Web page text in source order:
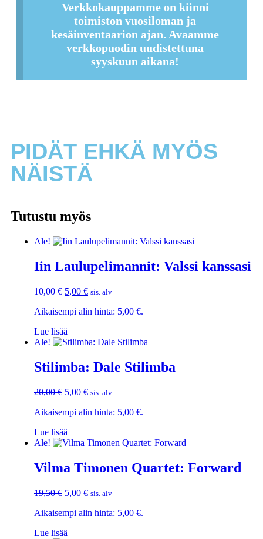
Verkkokauppamme on kiinni
toimiston vuosiloman ja
kesäinventaarion ajan. Avaamme
verkkopuodin uudistettuna
syyskuun aikana!
PIDÄT EHKÄ MYÖS
NÄISTÄ
Tutustu myös
Ale!
Iin Laulupelimannit: Valssi kanssasi
10,00€ 5,00 € sis. alv
Aikaisempi alin hinta: 5,00 €.
Lue lisää
Ale!
Stilimba: Dale Stilimba
20,00€ 5,00 € sis. alv
Aikaisempi alin hinta: 5,00 €.
Lue lisää
Ale!
Vilma Timonen Quartet: Forward
19,50€ 5,00 € sis. alv
Aikaisempi alin hinta: 5,00 €.
Lue lisää